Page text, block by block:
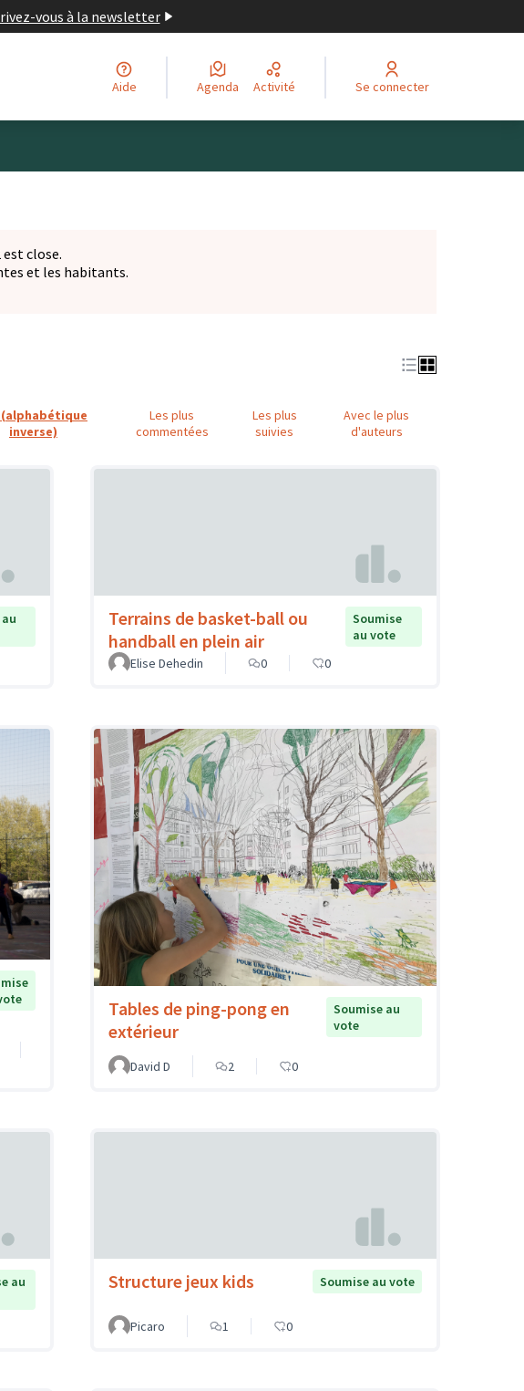
vous à la newsletter
Aide Agenda Activité Se connecter
est close.
et les habitants.
(alphabétique
inverse)
Les plus
commentées
Les plus
suivies
Avec le plus
d'auteurs
Terrains de basket-ball ou
handball en plein air
Soumise
au vote
Elise Dehedin
0 0
Tables de ping-pong en
extérieur
Soumise au
vote
David D 2 0
au
Structure jeux kids Soumise au vote
Picaro 1 0